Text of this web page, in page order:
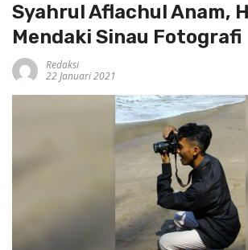
Syahrul Aflachul Anam,
Mendaki Sinau Fotografi
Redaksi
22 Januari 2021